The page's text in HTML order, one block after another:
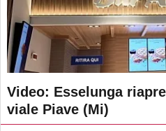
Video: Esselunga
viale Piave (Mi)